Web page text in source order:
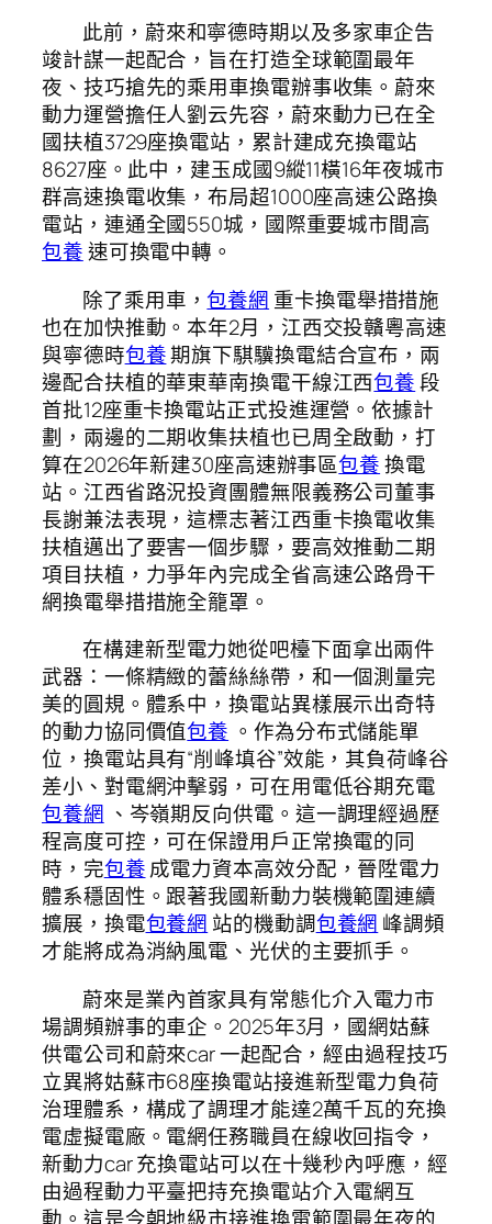
此前，蔚來和寧德時期以及多家車企告
竣計謀一起配合，旨在打造全球範圍最年
夜、技巧搶先的乘用車換電辦事收集。蔚來
動力運營擔任人劉云先容，蔚來動力已在全
國扶植3729座換電站，累計建成充換電站
8627座。此中，建玉成國9縱11橫16年夜城市
群高速換電收集，布局超1000座高速公路換
電站，連通全國550城，國際重要城市間高
包養速可換電中轉。
除了乘用車，包養網 重卡換電舉措措施
也在加快推動。本年2月，江西交投贛粵高速
與寧德時包養期旗下騏驥換電結合宣布，兩
邊配合扶植的華東華南換電干線江西包養段
首批12座重卡換電站正式投進運營。依據計
劃，兩邊的二期收集扶植也已周全啟動，打
算在2026年新建30座高速辦事區包養換電
站。江西省路況投資團體無限義務公司董事
長謝兼法表現，這標志著江西重卡換電收集
扶植邁出了要害一個步驟，要高效推動二期
項目扶植，力爭年內完成全省高速公路骨干
網換電舉措措施全籠罩。
在構建新型電力她從吧檯下面拿出兩件
武器：一條精緻的蕾絲絲帶，和一個測量完
美的圓規。體系中，換電站異樣展示出奇特
的動力協同價值包養 。作為分布式儲能單
位，換電站具有“削峰填谷”效能，其負荷峰谷
差小、對電網沖擊弱，可在用電低谷期充電
包養網 、岑嶺期反向供電。這一調理經過歷
程高度可控，可在保證用戶正常換電的同
時，完包養成電力資本高效分配，晉陞電力
體系穩固性。跟著我國新動力裝機範圍連續
擴展，換電包養網 站的機動調包養網 峰調頻
才能將成為消納風電、光伏的主要抓手。
蔚來是業內首家具有常態化介入電力市
場調頻辦事的車企。2025年3月，國網姑蘇
供電公司和蔚來car 一起配合，經由過程技巧
立異將姑蘇市68座換電站接進新型電力負荷
治理體系，構成了調理才能達2萬千瓦的充換
電虛擬電廠。電網任務職員在線收回指令，
新動力car 充換電站可以在十幾秒內呼應，經
由過程動力平臺把持充換電站介入電網互